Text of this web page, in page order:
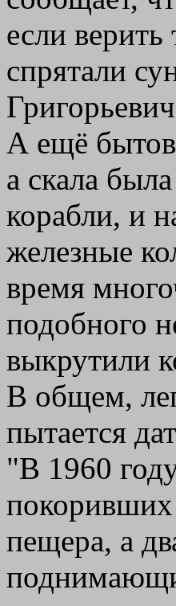
если верить
спрятали
А ещё
а скала
корабли, и
железные
время
подобного
выкрутили
В общем,
пытается
"В 1960
пещера, а